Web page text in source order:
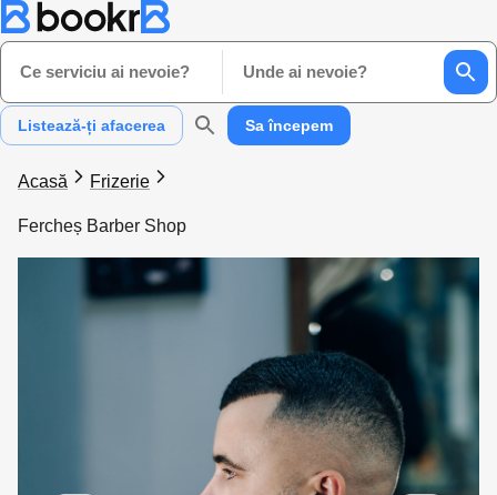
Ce serviciu ai nevoie? Unde ai nevoie?
Listează-ți afacerea Sa începem
Acasă Frizerie
Fercheș Barber Shop